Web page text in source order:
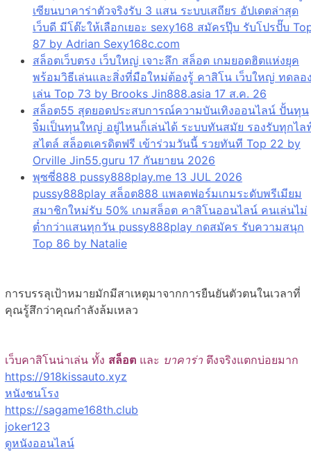
เซียนบาคาร่าตัวจริงรับ 3 แสน ระบบเสถียร อัปเดตล่าสุด
เว็บดี มีโต๊ะให้เลือกเยอะ sexy168 สมัครปุ๊บ รับโปรปั๊บ
87 by Adrian Sexy168c.com
สล็อตเว็บตรง เว็บใหญ่ เจาะลึก สล็อต เกมยอดฮิตแห่งยุค
พร้อมวิธีเล่นและสิ่งที่มือใหม่ต้องรู้ คาสิโน เว็บใหญ่ ทดลอ
เล่น Top 73 by Brooks Jin888.asia 17 ส.ค. 26
สล็อต55 สุดยอดประสบการณ์ความบันเทิงออนไลน์ ปั้นทุน
จิ๋มเป็นทุนใหญ่ อยู่ไหนก็เล่นได้ ระบบทันสมัย รองรับทุกไล
สไตล์ สล็อตเครดิตฟรี เข้าร่วมวันนี้ รวยทันที Top 22 by
Orville Jin55.guru 17 กันยายน 2026
พุซซี่888 pussy888play.me 13 JUL 2026
pussy888play สล็อต888 แพลตฟอร์มเกมระดับพรีเมียม
สมาชิกใหม่รับ 50% เกมสล็อต คาสิโนออนไลน์ คนเล่นไม่
ต่ำกว่าแสนทุกวัน pussy888play กดสมัคร รับความสนุก
Top 86 by Natalie
การบรรลุเป้าหมายมักมีสาเหตุมาจากการยืนยันตัวตนในเวลาที่
คุณรู้สึกว่าคุณกำลังล้มเหลว
เว็บคาสิโนน่าเล่น ทั้ง สล็อตและ บาคาร่าตึงจริงแตกบ่อยมาก
https://918kissauto.xyz
หนังชนโรง
https://sagame168th.club
joker123
ดูหนังออนไลน์